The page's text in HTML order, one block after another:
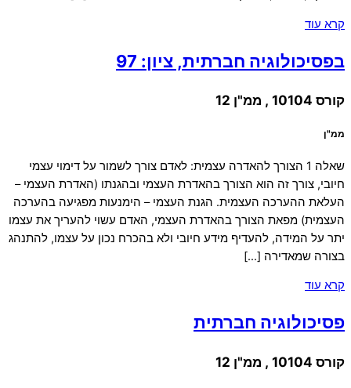
קרא עוד
בפסיכולוגיה חברתית, ציון: 97
קורס 10104 , ממ"ן 12
ממ"ן
שאלה 1 הצורך להאדרה עצמית: לאדם צורך לשמור על דימוי עצמי
חיובי, צורך זה הוא הצורך בהאדרת העצמי ובהגנתו (האדרת העצמי –
העלאת ההערכה העצמית. הגנת העצמי – הימנעות מפגיעה בהערכה
העצמית) מפאת הצורך בהאדרת העצמי, האדם עשוי להעריך את עצמו
יתר על המידה, להעדיף מידע חיובי ולא בהכרח נכון על עצמו, להתנהג
בצורה שמאדירה […]
קרא עוד
פסיכולוגיה חברתית
קורס 10104 , ממ"ן 12